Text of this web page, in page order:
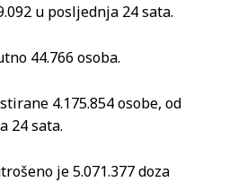
u posljednja 24 sata.
44.766 osoba.
4.175.854 osobe, od
24 sata.
je 5.071.377 doza